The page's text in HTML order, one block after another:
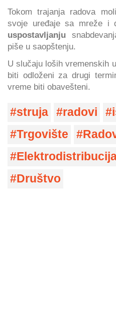
Tokom trajanja radova
svoje uređaje sa mreže i
uspostavljanju
piše u saopštenju.
U slučaju loših vremenskih
biti odloženi za drugi
vreme biti obavešteni.
struja radovi
Trgovište
Društvo